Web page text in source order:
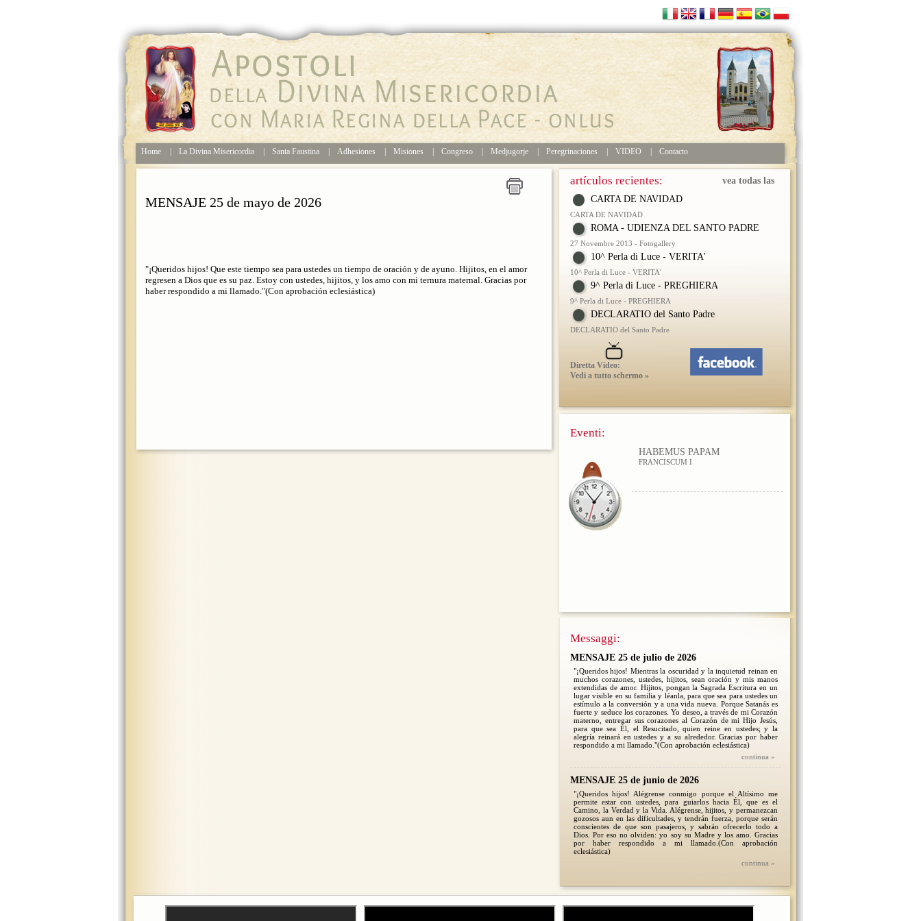
Home La Divina Misericordia Santa Faustina Adhesiones Misiones Congreso Medjugorje Peregrinaciones VIDEO Contacto
MENSAJE 25 de mayo de 2026
"¡Queridos hijos! Que este tiempo sea para ustedes un tiempo de oración y de ayuno. Hijitos, en el amor
regresen a Dios que es su paz. Estoy con ustedes, hijitos, y los amo con mi ternura maternal. Gracias por
haber respondido a mi llamado."(Con aprobación eclesiástica)
artículos recientes:
vea todas las
CARTA DE NAVIDAD
CARTA DE NAVIDAD
ROMA - UDIENZA DEL SANTO PADRE
27 Novembre 2013 - Fotogallery
10^ Perla di Luce - VERITA'
10^ Perla di Luce - VERITA'
9^ Perla di Luce - PREGHIERA
9^ Perla di Luce - PREGHIERA
DECLARATIO del Santo Padre
DECLARATIO del Santo Padre
Diretta Video:
Vedi a tutto schermo »
Eventi:
HABEMUS PAPAM
FRANCISCUM I
Messaggi:
MENSAJE 25 de julio de 2026
"¡Queridos hijos! Mientras la oscuridad y la inquietud reinan en
muchos corazones, ustedes, hijitos, sean oración y mis manos
extendidas de amor. Hijitos, pongan la Sagrada Escritura en un
lugar visible en su familia y léanla, para que sea para ustedes un
estímulo a la conversión y a una vida nueva. Porque Satanás es
fuerte y seduce los corazones. Yo deseo, a través de mi Corazón
materno, entregar sus corazones al Corazón de mi Hijo Jesús,
para que sea Él, el Resucitado, quien reine en ustedes; y la
alegría reinará en ustedes y a su alrededor. Gracias por haber
respondido a mi llamado."(Con aprobación eclesiástica)
continua »
MENSAJE 25 de junio de 2026
"¡Queridos hijos! Alégrense conmigo porque el Altísimo me
permite estar con ustedes, para guiarlos hacia Él, que es el
Camino, la Verdad y la Vida. Alégrense, hijitos, y permanezcan
gozosos aun en las dificultades, y tendrán fuerza, porque serán
conscientes de que son pasajeros, y sabrán ofrecerlo todo a
Dios. Por eso no olviden: yo soy su Madre y los amo. Gracias
por haber respondido a mi llamado.(Con aprobación
eclesiástica)
continua »